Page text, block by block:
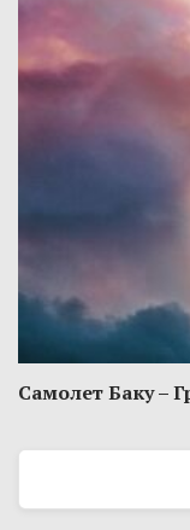
Самолет Баку –